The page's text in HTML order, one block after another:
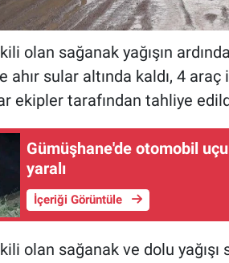
olan sağanak yağışın
ahır sular altında kaldı, 4
ekipler tarafından tahliye
Gümüşhane'de otomobil
yaralı
İçeriği Görüntüle
olan sağanak ve dolu yağışı